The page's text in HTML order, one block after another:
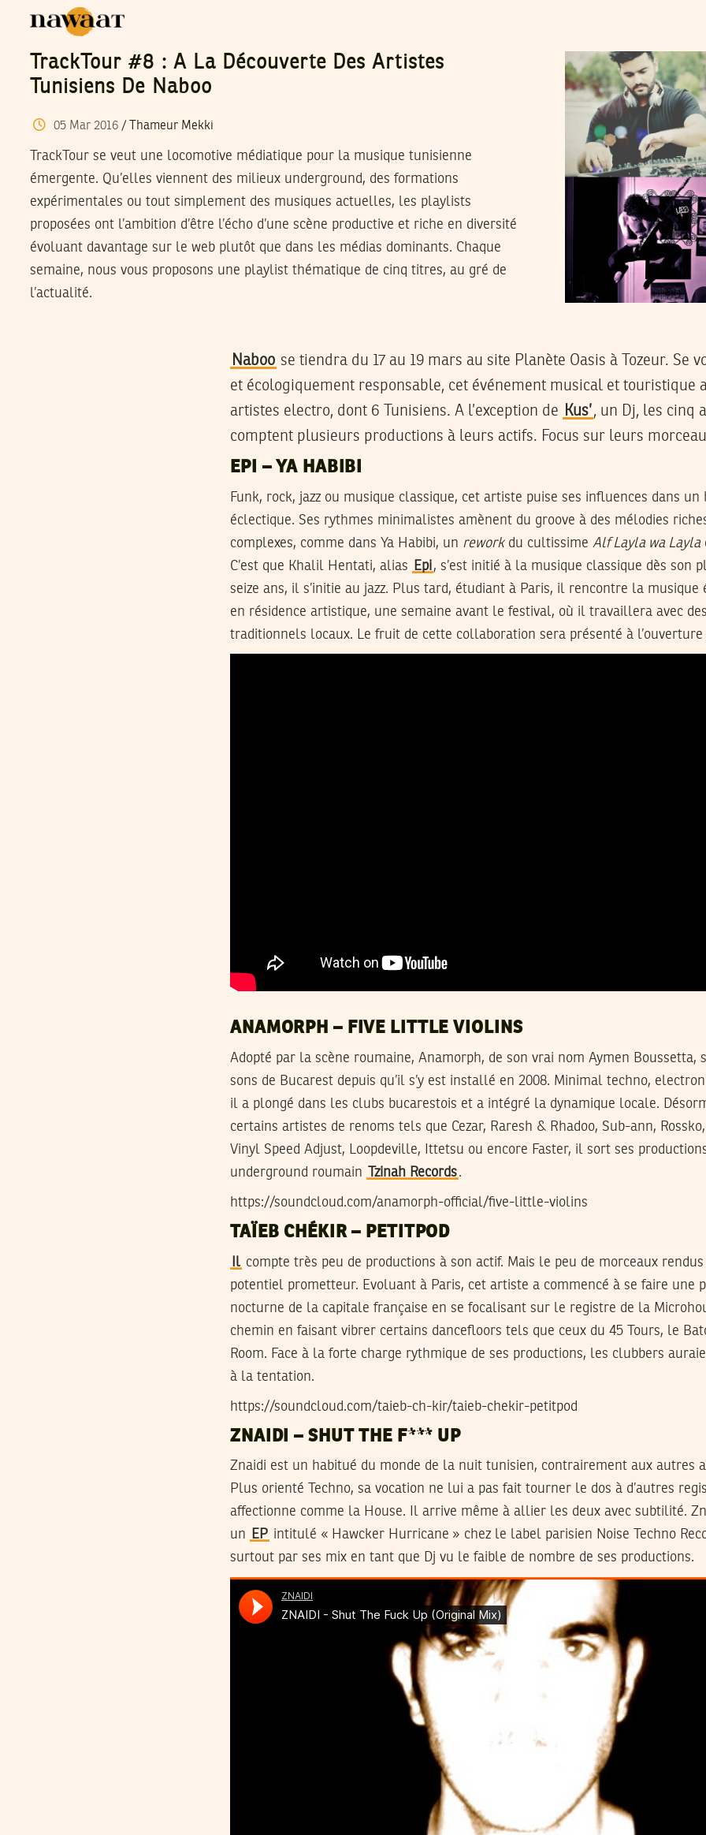
TrackTour #8 : A La Découverte Des Artistes
Tunisiens De Naboo
05 Mar 2016/ Thameur Mekki
TrackTour se veut une locomotive médiatique pour la musique tunisienne
émergente. Qu’elles viennent des milieux underground, des formations
expérimentales ou tout simplement des musiques actuelles, les playlists
proposées ont l’ambition d’être l’écho d’une scène productive et riche en diversité
évoluant davantage sur le web plutôt que dans les médias dominants. Chaque
semaine, nous vous proposons une playlist thématique de cinq titres, au gré de
l’actualité.
Naboo se tiendra du 17 au 19 mars au site Planète Oasis à Tozeur. Se
et écologiquement responsable, cet événement musical et touristique
artistes electro, dont 6 Tunisiens. A l’exception de Kus’, un Dj, les cinq
comptent plusieurs productions à leurs actifs. Focus sur leurs
EPI – YA HABIBI
Funk, rock, jazz ou musique classique, cet artiste puise ses influences dans un
éclectique. Ses rythmes minimalistes amènent du groove à des mélodies
complexes, comme dans Ya Habibi, un reworkdu cultissime Alf Layla wa Layla
C’est que Khalil Hentati, alias
Epi, s’est initié à la musique classique dès son
seize ans, il s’initie au jazz. Plus tard, étudiant à Paris, il rencontre la
en résidence artistique, une semaine avant le festival, où il travaillera avec
traditionnels locaux. Le fruit de cette collaboration sera présenté à l’ouverture
ANAMORPH – FIVE LITTLE VIOLINS
Adopté par la scène roumaine, Anamorph, de son vrai nom Aymen Boussetta,
sons de Bucarest depuis qu’il s’y est installé en 2008. Minimal techno,
il a plongé dans les clubs bucarestois et a intégré la dynamique locale.
certains artistes de renoms tels que Cezar, Raresh & Rhadoo, Sub-ann,
Vinyl Speed Adjust, Loopdeville, Ittetsu ou encore Faster, il sort ses
underground roumain
Tzinah Records.
https://soundcloud.com/anamorph-official/five-little-violins
TAÏEB CHÉKIR – PETITPOD
Il compte très peu de productions à son actif. Mais le peu de morceaux
potentiel prometteur. Evoluant à Paris, cet artiste a commencé à se faire une
nocturne de la capitale française en se focalisant sur le registre de la
chemin en faisant vibrer certains dancefloors tels que ceux du 45 Tours, le
Room. Face à la forte charge rythmique de ses productions, les clubbers
à la tentation.
https://soundcloud.com/taieb-ch-kir/taieb-chekir-petitpod
ZNAIDI – SHUT THE F*** UP
Znaidi est un habitué du monde de la nuit tunisien, contrairement aux autres
Plus orienté Techno, sa vocation ne lui a pas fait tourner le dos à d’autres
affectionne comme la House. Il arrive même à allier les deux avec subtilité.
un
EP intitulé « Hawcker Hurricane » chez le label parisien Noise Techno
surtout par ses mix en tant que Dj vu le faible de nombre de ses productions.